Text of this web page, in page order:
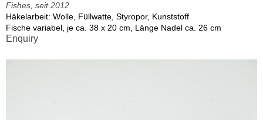
Fishes, seit 2012
Häkelarbeit: Wolle, Füllwatte, Styropor, Kunststoff
Fische variabel, je ca. 38 x 20 cm, Länge Nadel ca. 26 cm
Enquiry